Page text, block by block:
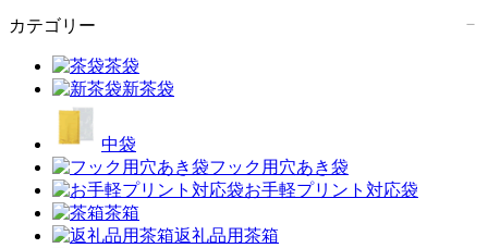
カテゴリー
茶袋
新茶袋
中袋
フック用穴あき袋
お手軽プリント対応袋
茶箱
返礼品用茶箱